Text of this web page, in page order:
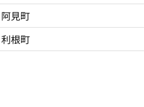
阿見町
利根町